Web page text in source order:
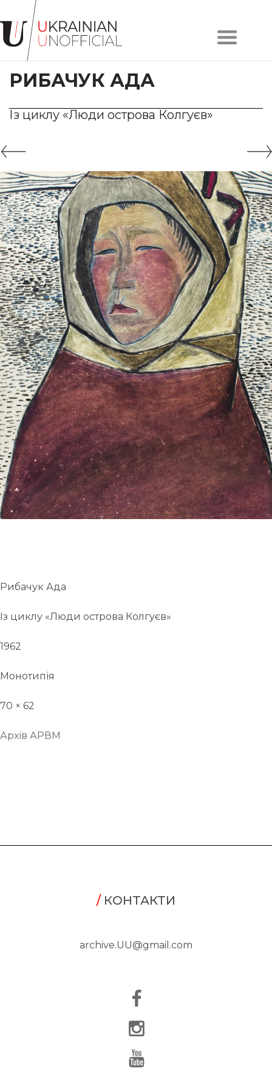
Головна
Про
проєкт
Художники
Твори
Контакти
#KYIV
#LVIV
UA
ENG
РИБАЧУК АДА
Із циклу «Люди острова Колгуєв»
Рибачук Ада
Із циклу «Люди острова Колгуєв»
1962
Монотипія
70 × 62
Архів АРВМ
/КОНТАКТИ
archive.UU@gmail.com